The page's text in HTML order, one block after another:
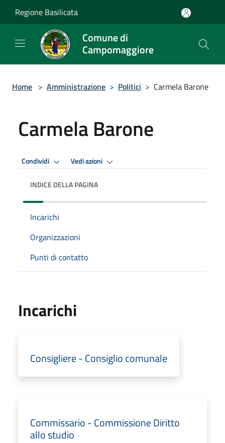
Regione Basilicata
Comune di
Campomaggiore
Home > Amministrazione > Politici > Carmela Barone
Carmela Barone
Condividi Vedi azioni
INDICE DELLA PAGINA
Incarichi
Organizzazioni
Punti di contatto
Incarichi
Consigliere - Consiglio comunale
Commissario - Commissione Diritto
allo studio